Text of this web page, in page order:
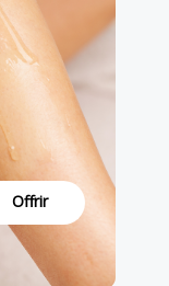
Offrir